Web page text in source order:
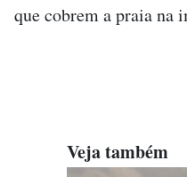
que cobrem a praia na
Veja também